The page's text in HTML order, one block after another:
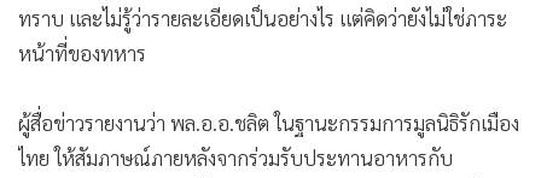
ทราบ และไม่รู้ว่ารายละเอียดเป็นอย่างไร แต่คิดว่ายังไม่ใช่ภาระ
หน้าที่ของทหาร
ผู้สื่อข่าวรายงานว่า พล.อ.อ.ชลิต ในฐานะกรรมการมูลนิธิรักเมือง
ไทย ให้สัมภาษณ์ภายหลังจากร่วมรับประทานอาหารกับ